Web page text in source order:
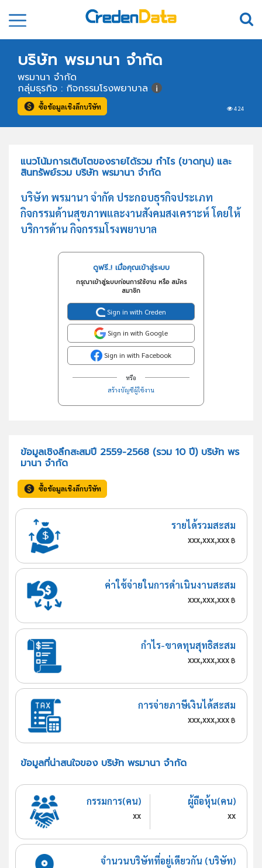
บริษัท พรมานา จำกัด
พรมานา จำกัด
424
กลุ่มธุรกิจ : กิจกรรมโรงพยาบาล
ซื้อข้อมูลเชิงลึกบริษัท
แนวโน้มการเติบโตของรายได้รวม กำไร (ขาดทุน) และ
สินทรัพย์รวม บริษัท พรมานา จำกัด
บริษัท พรมานา จำกัด ประกอบธุรกิจประเภท
กิจกรรมด้านสุขภาพและงานสังคมสงเคราะห์ โดยให้
บริการด้าน กิจกรรมโรงพยาบาล
ดูฟรี..! เมื่อคุณเข้าสู่ระบบ
กรุณาเข้าสู่ระบบก่อนการใช้งาน หรือ สมัคร
สมาชิก
Sign in with Creden
Sign in with Google
Sign in with Facebook
หรือ
สร้างบัญชีผู้ใช้งาน
ข้อมูลเชิงลึกสะสมปี 2559-2568 (รวม 10 ปี) บริษัท พร
มานา จำกัด
ซื้อข้อมูลเชิงลึกบริษัท
รายได้รวมสะสม
xxx,xxx,xxx฿
ค่าใช้จ่ายในการดำเนินงานสะสม
xxx,xxx,xxx฿
กำไร-ขาดทุนสุทธิสะสม
xxx,xxx,xxx฿
การจ่ายภาษีเงินได้สะสม
xxx,xxx,xxx฿
ข้อมูลที่น่าสนใจของ บริษัท พรมานา จำกัด
กรรมการ(คน)
xx
ผู้ถือหุ้น(คน)
xx
จำนวนบริษัทที่อยู่เดียวกัน (บริษัท)